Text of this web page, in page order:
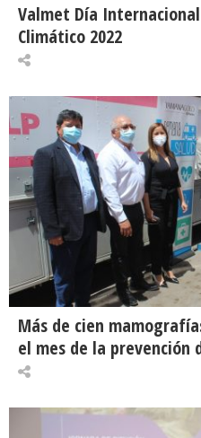
Valmet Día
Climático 2022
Más de cien
el mes de la prevención